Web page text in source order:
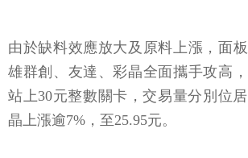
由於缺料效應放大及原料上漲，面
雄群創、友達、彩晶全面攜手攻高
站上30元整數關卡，交易量分別位
晶上漲逾7%，至25.95元。